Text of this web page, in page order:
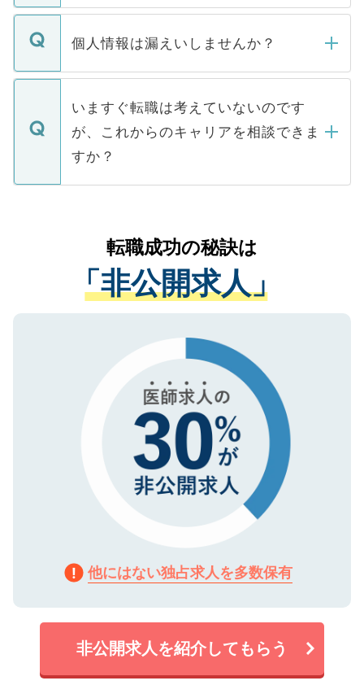
ません。
■応募殺到を避けるため 人気のある医療機
関を公にしてしまうと、応募が殺到する場
に、医療機関が求める条件に合った人材の
みを人材紹介会社に依頼するケースが増え
ています。
転職・入職を強要することは一切ありませ
ん。また、仮に応募先から内定をいただい
定を承諾する必要はありません。内定先へ
の辞退の連絡はキャリアパートナーが行い
ますので、ご安心ください。
個人情報は漏えいしませんか？
個人情報が漏えいすることはありませんの
で、ご安心ください。当サイトからの登録
などで収集したご登録者様の個人情報は、
ご本人のキャリアアップおよび転職活動の
支援を目的に使用いたします。お預かりし
ているすべての個人データはご本人の許可
は、個人情報の取り扱いについての厳密な
管理基準を満たした事業者のみに付与され
る、プライバシーマークを取得済みです。
ご登録いただいた個人情報は、SSL（デー
で、機密保持に関してもご安心ください。
いますぐ転職は考えていないのです
が、これからのキャリアを相談できま
すか？
かがいして、現在の医療機関の状況や紹介
経験をまじえながら、適切なアドバイスを
させていただきます。すぐにご転職をされ
ない方には、長期的なサポートが可能です
ので、まずはご登録ください。
転職成功の秘訣は
「非公開求人」
他にはない独占求人を多数保有
非公開求人を紹介してもらう